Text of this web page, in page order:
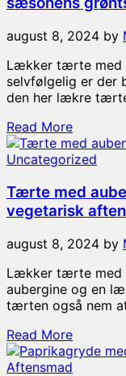
august 8, 2024 by
Lækker tærte med
selvfølgelig er der
den her lækre
Read More
Uncategorized
Tærte med
vegetarisk
august 8, 2024 by
Lækker tærte med
aubergine og en
tærten også nem
Read More
Aftensmad